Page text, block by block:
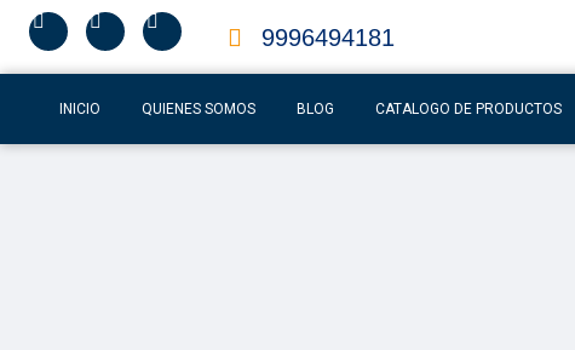
9996494181
INICIO QUIENES SOMOS BLOG CATALOGO DE PRODUCTOS